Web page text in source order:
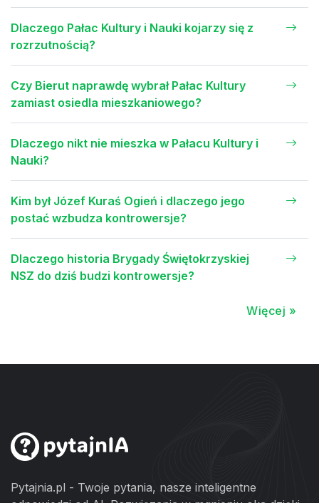
Dlaczego Pałac Kultury i Nauki kojarzy się z
rozrzutnością?
Czy Bierut naprawdę wybrał Pałac Kultury
zamiast osiedla mieszkaniowego?
Dlaczego nikt nie mieszka w Pałacu Kultury i
Nauki?
Kim był Józef Kuraś Ogień i dlaczego jego
postać wzbudza kontrowersje?
Dlaczego historia Brygady Świętokrzyskiej
NSZ do dziś budzi kontrowersje?
Więcej »
Pytajnia.pl - Twoje pytania, nasze inteligentne